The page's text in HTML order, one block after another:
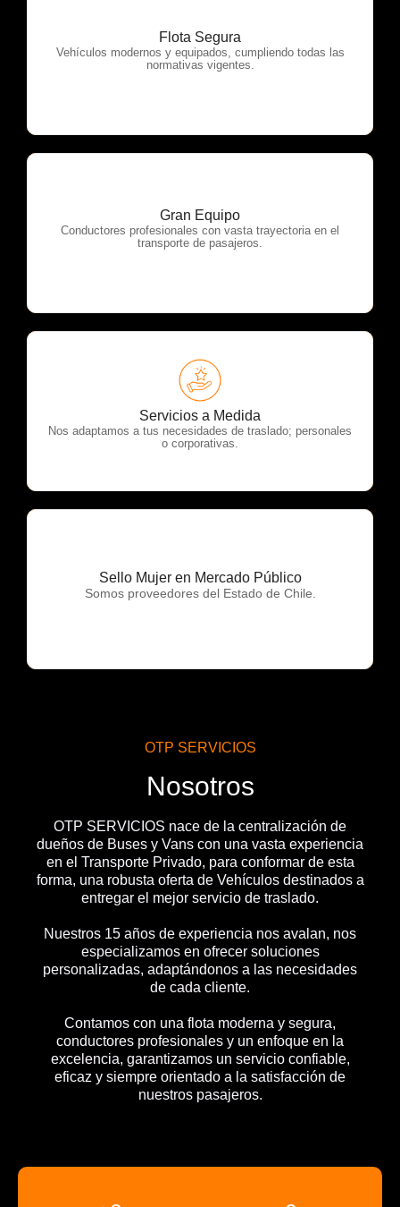
Flota Segura
Vehículos modernos y equipados, cumpliendo todas las
normativas vigentes.
OTP Servicios
Gran Equipo
Conductores profesionales con vasta trayectoria en el
transporte de pasajeros.
OTP Servicios
Servicios a Medida
Nos adaptamos a tus necesidades de traslado; personales
o corporativas.
OTP Servicios
Sello Mujer en Mercado Público
Somos proveedores del Estado de Chile.
OTP Servicios
OTP SERVICIOS
Nosotros
OTP SERVICIOS nace de la centralización de
dueños de Buses y Vans con una vasta experiencia
en el Transporte Privado, para conformar de esta
forma, una robusta oferta de Vehículos destinados a
entregar el mejor servicio de traslado.
Nuestros 15 años de experiencia nos avalan, nos
especializamos en ofrecer soluciones
personalizadas, adaptándonos a las necesidades
de cada cliente.
Contamos con una flota moderna y segura,
conductores profesionales y un enfoque en la
excelencia, garantizamos un servicio confiable,
eficaz y siempre orientado a la satisfacción de
nuestros pasajeros.